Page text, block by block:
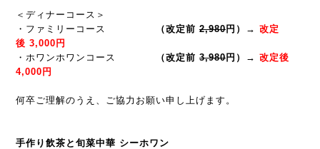
＜ディナーコース＞
・ファミリーコース
（改定前 2,980円）→ 改定
後 3,000円
・ホワンホワンコース
（改定前 3,980円）→ 改定後
4,000円
何卒ご理解のうえ、ご協力お願い申し上げます。
手作り飲茶と旬菜中華 シーホワン